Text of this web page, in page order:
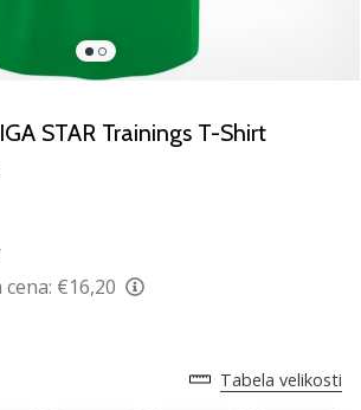
STAR Trainings T-Shirt
€16,20
Tabela velikosti